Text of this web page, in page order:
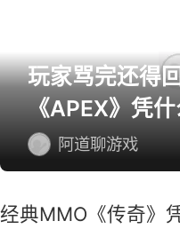
玩家骂完还得
《APEX》凭
第一桌？
阿道聊游戏
经典MMO《传奇》